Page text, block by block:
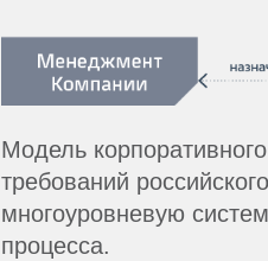
Модель
требований
многоуровневую
процесса.